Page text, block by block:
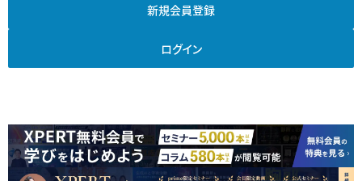
新規会員登録
ログイン